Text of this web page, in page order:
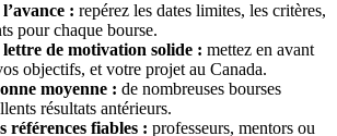
: repérez les dates limites, les critères,
pour chaque bourse.
de motivation solide : mettez en avant
objectifs, et votre projet au Canada.
moyenne : de nombreuses bourses
résultats antérieurs.
références fiables : professeurs, mentors ou